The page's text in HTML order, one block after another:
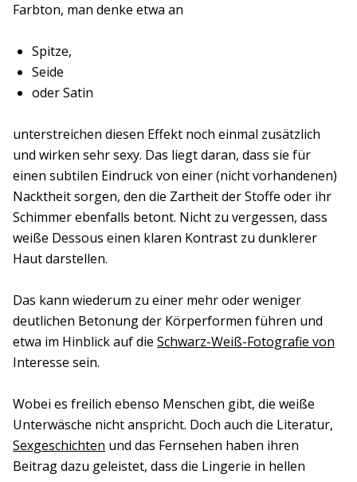
Farbton, man denke etwa an
Spitze,
Seide
oder Satin
unterstreichen diesen Effekt noch einmal zusätzlich
und wirken sehr sexy. Das liegt daran, dass sie für
einen subtilen Eindruck von einer (nicht vorhandenen)
Nacktheit sorgen, den die Zartheit der Stoffe oder ihr
Schimmer ebenfalls betont. Nicht zu vergessen, dass
weiße Dessous einen klaren Kontrast zu dunklerer
Haut darstellen.
Das kann wiederum zu einer mehr oder weniger
deutlichen Betonung der Körperformen führen und
etwa im Hinblick auf die Schwarz-Weiß-Fotografie von
Interesse sein.
Wobei es freilich ebenso Menschen gibt, die weiße
Unterwäsche nicht anspricht. Doch auch die Literatur,
Sexgeschichten und das Fernsehen haben ihren
Beitrag dazu geleistet, dass die Lingerie in hellen